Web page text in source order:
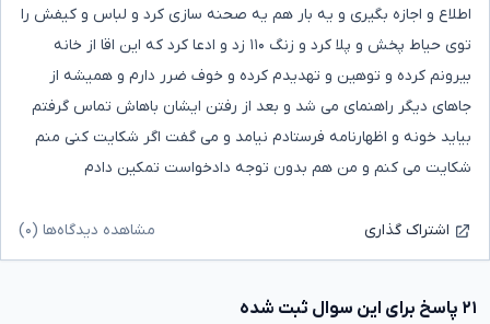
اطلاع و اجازه بگیری و یه بار هم یه صحنه سازی کرد و لباس و کیفش را
توی حیاط پخش و پلا کرد و زنگ ۱۱۰ زد و ادعا کرد که این اقا از خانه
بیرونم کرده و توهین و تهدیدم کرده و خوف ضرر دارم و همیشه از
جاهای دیگر راهنمای می شد و بعد از رفتن ایشان باهاش تماس گرفتم
بیاید خونه و اظهارنامه فرستادم نیامد و می گفت اگر شکایت کنی منم
شکایت می کنم و من هم بدون توجه دادخواست تمکین دادم
اشتراک گذاری مشاهده دیدگاه‌ها (۰)
۲۱ پاسخ برای این سوال ثبت شده